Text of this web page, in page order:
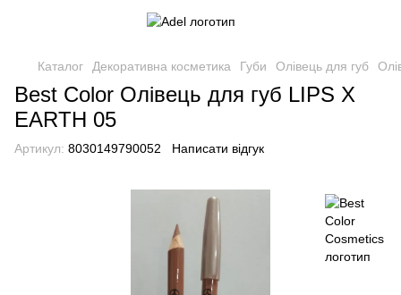
Каталог Декоративна косметика Губи Олівець для губ
Best Color Олівець для губ LIPS X
EARTH 05
Артикул: 8030149790052 Написати відгук